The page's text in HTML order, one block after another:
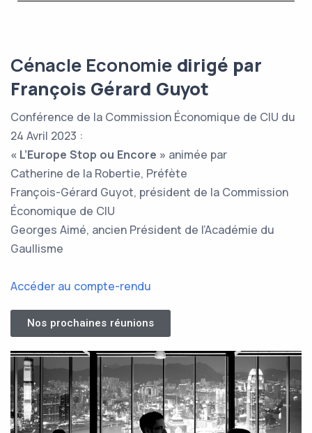
Cénacle Economiedirigé par
François Gérard Guyot
Conférence de la Commission Économique de CIU du
24 Avril 2023 :
« L’Europe Stop ou Encore » animée par
Catherine de la Robertie, Préfète
François-Gérard Guyot, président de la Commission
Économique de CIU
Georges Aimé, ancien Président de l’Académie du
Gaullisme
Accéder au compte-rendu
Nos prochaines réunions